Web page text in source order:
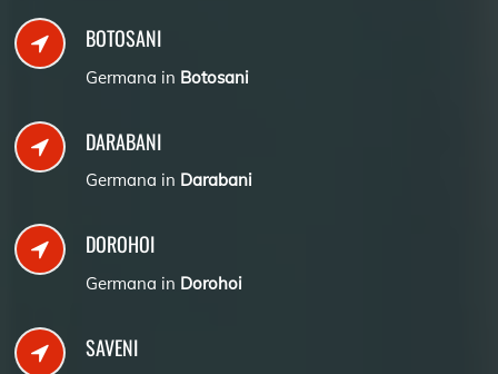
BOTOSANI
Germana in Botosani
DARABANI
Germana in Darabani
DOROHOI
Germana in Dorohoi
SAVENI